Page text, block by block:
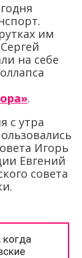
им
на себе
.
с утра
Игорь
Евгений
совета